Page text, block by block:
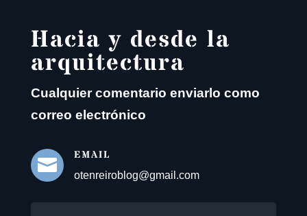
Hacia y desde la
arquitectura
Cualquier comentario enviarlo como
correo electrónico

EMAIL
otenreiroblog@gmail.com